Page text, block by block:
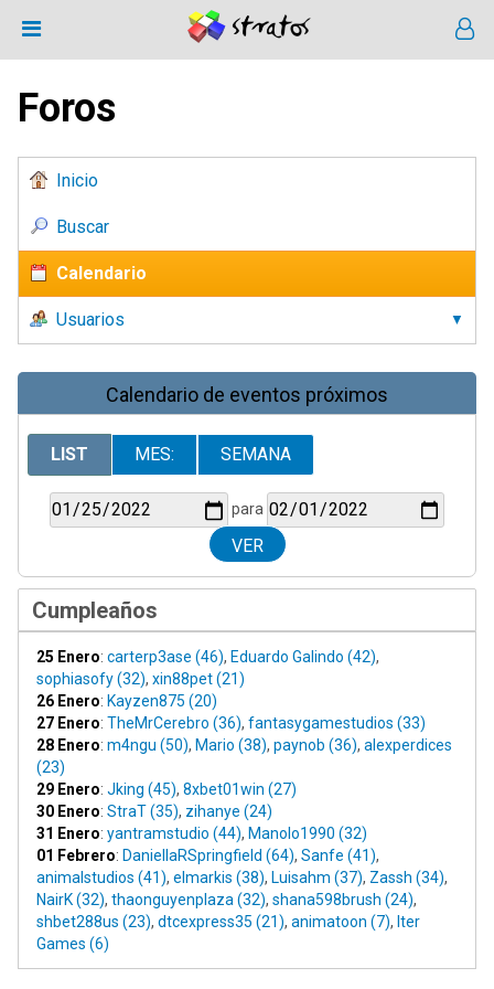
Foros
Inicio
Buscar
Calendario
Usuarios
Calendario de eventos próximos
LIST MES: SEMANA
para
Cumpleaños
25 Enero: carterp3ase (46), Eduardo Galindo (42),
sophiasofy (32), xin88pet (21)
26 Enero: Kayzen875 (20)
27 Enero: TheMrCerebro (36), fantasygamestudios (33)
28 Enero: m4ngu (50), Mario (38), paynob (36), alexperdices
(23)
29 Enero: Jking (45), 8xbet01win (27)
30 Enero: StraT (35), zihanye (24)
31 Enero: yantramstudio (44), Manolo1990 (32)
01 Febrero: DaniellaRSpringfield (64), Sanfe (41),
animalstudios (41), elmarkis (38), Luisahm (37), Zassh (34),
NairK (32), thaonguyenplaza (32), shana598brush (24),
shbet288us (23), dtcexpress35 (21), animatoon (7), Iter
Games (6)